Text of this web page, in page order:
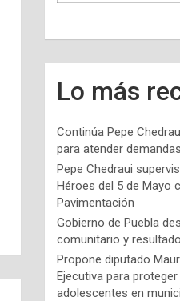
Lo más
Continúa Pepe
para atender
Pepe Chedraui
Héroes del 5 de Mayo
Pavimentación
Gobierno de Puebla
comunitario y
Propone diputado
Ejecutiva para
adolescentes en